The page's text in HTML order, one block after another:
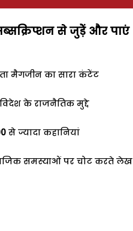
से जुड़ेें और पाएं
मैगजीन का सारा कंटेंट
के राजनैतिक मुद्दे
से ज्यादा कहानियां
समस्याओं पर चोट करते लेख